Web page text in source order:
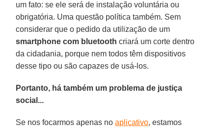
um fato: se ele será de instalação voluntária ou
obrigatória. Uma questão política também. Sem
considerar que o pedido da utilização de um
smartphone com bluetooth criará um corte dentro
da cidadania, porque nem todos têm dispositivos
desse tipo ou são capazes de usá-los.
Portanto, há também um problema de justiça
social...
Se nos focarmos apenas noaplicativo, estamos